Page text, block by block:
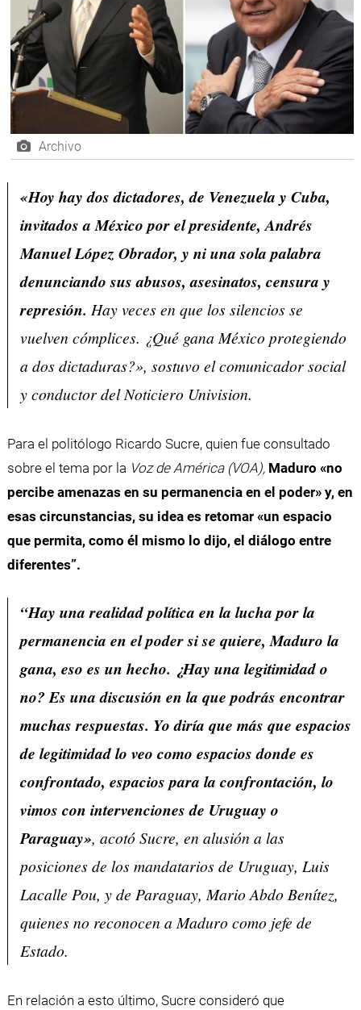
Archivo
«Hoy hay dos dictadores, de Venezuela y Cuba,
invitados a México por el presidente, Andrés
Manuel López Obrador, y ni una sola palabra
denunciando sus abusos, asesinatos, censura y
represión. Hay veces en que los silencios se
vuelven cómplices. ¿Qué gana México protegiendo
a dos dictaduras?», sostuvo el comunicador social
y conductor del Noticiero Univision.
Para el politólogo Ricardo Sucre, quien fue consultado
sobre el tema por la Voz de América (VOA),Maduro «no
percibe amenazas en su permanencia en el poder» y, en
esas circunstancias, su idea es retomar «un espacio
que permita, como él mismo lo dijo, el diálogo entre
diferentes”.
“Hay una realidad política en la lucha por la
permanencia en el poder si se quiere, Maduro la
gana, eso es un hecho. ¿Hay una legitimidad o
no? Es una discusión en la que podrás encontrar
muchas respuestas. Yo diría que más que espacios
de legitimidad lo veo como espacios donde es
confrontado, espacios para la confrontación, lo
vimos con intervenciones de Uruguay o
Paraguay», acotó Sucre, en alusión a las
posiciones de los mandatarios de Uruguay, Luis
Lacalle Pou, y de Paraguay, Mario Abdo Benítez,
quienes no reconocen a Maduro como jefe de
Estado.
En relación a esto último, Sucre consideró que